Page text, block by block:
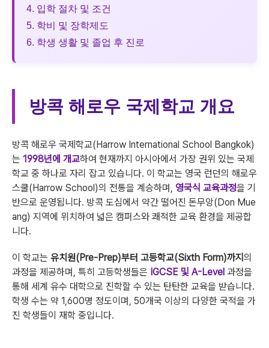
4. 입학 절차 및 조건
5. 학비 및 장학제도
6. 학생 생활 및 졸업 후 진로
방콕 해로우 국제학교 개요
방콕 해로우 국제학교(Harrow International School Bangkok)
는 1998년에 개교하여 현재까지 아시아에서 가장 권위 있는 국제
학교 중 하나로 자리 잡고 있습니다. 이 학교는 영국 런던의 해로우
스쿨(Harrow School)의 전통을 계승하며, 영국식 교육과정을 기
반으로 운영됩니다. 방콕 도심에서 약간 떨어진 돈무앙(Don Mue
ang) 지역에 위치하여 넓은 캠퍼스와 쾌적한 교육 환경을 제공합
니다.
이 학교는 유치원(Pre-Prep)부터 고등학교(Sixth Form)까지 의
과정을 제공하며, 특히 고등학생들은 IGCSE 및 A-Level 과정을
통해 세계 유수 대학으로 진학할 수 있는 탄탄한 교육을 받습니다.
학생 수는 약 1,600명 정도이며, 50개국 이상의 다양한 국적을 가
진 학생들이 재학 중입니다.